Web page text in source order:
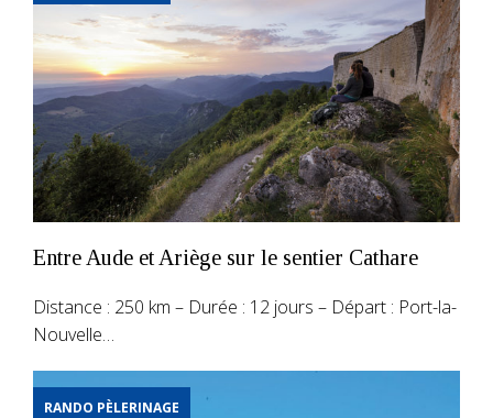
Entre Aude et Ariège sur le sentier Cathare
Distance : 250 km – Durée : 12 jours – Départ : Port-la-
Nouvelle…
RANDO PÈLERINAGE